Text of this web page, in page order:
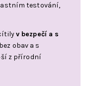
testování,
v bezpečí a s
obav a s
z přírodní